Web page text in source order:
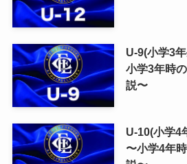
U-9(小学3
小学3年時
説〜
U-10(小学4
〜小学4年